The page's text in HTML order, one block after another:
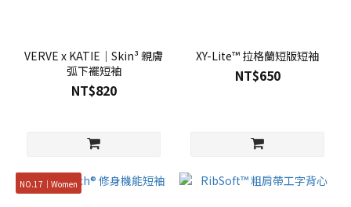
VERVE x KATIE｜Skin³ 親膚
弧下襬短袖
NT$820
XY-Lite™ 拉格蘭短版短袖
NT$650
NO.17｜Women